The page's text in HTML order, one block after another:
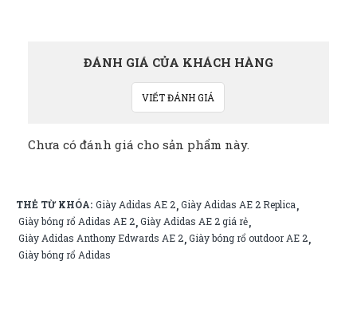
ĐÁNH GIÁ CỦA KHÁCH HÀNG
VIẾT ĐÁNH GIÁ
Chưa có đánh giá cho sản phẩm này.
THẺ TỪ KHÓA: Giày Adidas AE 2,Giày Adidas AE 2 Replica,
Giày bóng rổ Adidas AE 2,Giày Adidas AE 2 giá rẻ,
Giày Adidas Anthony Edwards AE 2,Giày bóng rổ outdoor AE 2,
Giày bóng rổ Adidas